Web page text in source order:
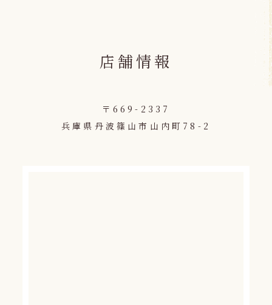
店舗情報
〒669-2337
兵庫県丹波篠山市山内町78-2